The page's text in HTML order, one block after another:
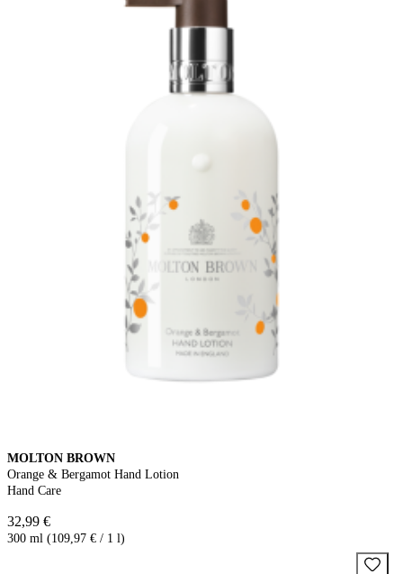
MOLTON BROWN
Orange & Bergamot Hand Lotion
Hand Care
32,99 €
300 ml (109,97 € / 1 l)